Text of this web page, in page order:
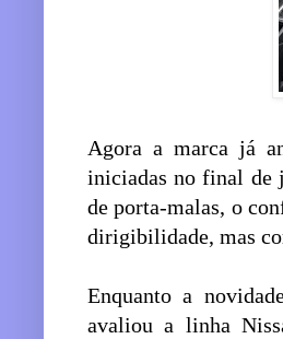
Agora a marca já
iniciadas no final de
de porta-malas, o
dirigibilidade, mas
Enquanto a
avaliou a linha